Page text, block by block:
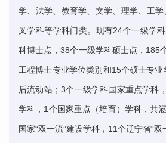
学、法学、教育学、文学、理学、工
叉学科等学科门类。现有24个一级学
科博士点，38个一级学科硕士点，185
工程博士专业学位类别和15个硕士专
后流动站；3个一级学科国家重点学科
学科，1个国家重点（培育）学科，共
国家“双一流”建设学科，11个辽宁省“双